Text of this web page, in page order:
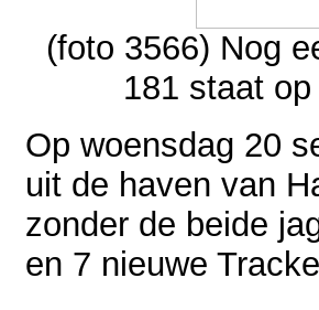
(foto 3566) Nog
181 staat
Op woensdag 20
uit de haven van
zonder de beide
en 7 nieuwe